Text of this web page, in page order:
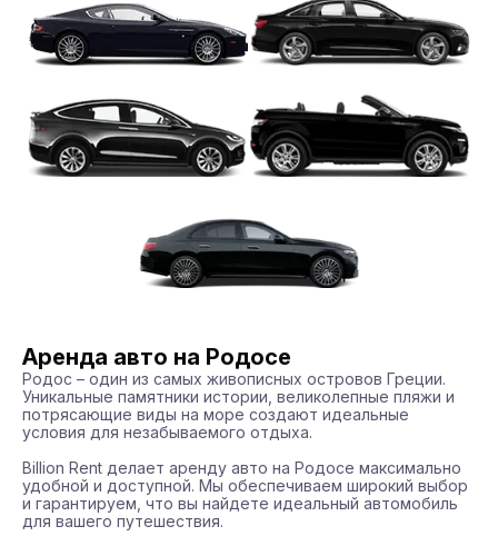
Аренда авто на Родосе
Родос – один из самых живописных островов Греции.
Уникальные памятники истории, великолепные пляжи и
потрясающие виды на море создают идеальные
условия для незабываемого отдыха.
Billion Rent делает аренду авто на Родосе максимально
удобной и доступной. Мы обеспечиваем широкий выбор
и гарантируем, что вы найдете идеальный автомобиль
для вашего путешествия.